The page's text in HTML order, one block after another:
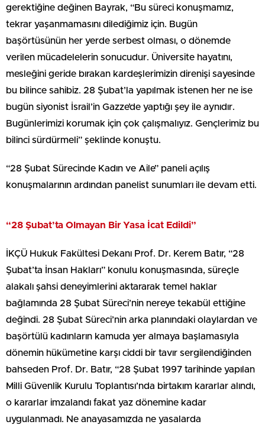
gerektiğine değinen Bayrak, “Bu süreci konuşmamız,
tekrar yaşanmamasını dilediğimiz için. Bugün
başörtüsünün her yerde serbest olması, o dönemde
verilen mücadelelerin sonucudur. Üniversite hayatını,
mesleğini geride bırakan kardeşlerimizin direnişi sayesinde
bu bilince sahibiz. 28 Şubat’la yapılmak istenen her ne ise
bugün siyonist İsrail’in Gazze’de yaptığı şey ile aynıdır.
Bugünlerimizi korumak için çok çalışmalıyız. Gençlerimiz bu
bilinci sürdürmeli” şeklinde konuştu.
“28 Şubat Sürecinde Kadın ve Aile” paneli açılış
konuşmalarının ardından panelist sunumları ile devam etti.
“28 Şubat’ta Olmayan Bir Yasa İcat Edildi”
İKÇÜ Hukuk Fakültesi Dekanı Prof. Dr. Kerem Batır, “28
Şubat’ta İnsan Hakları” konulu konuşmasında, süreçle
alakalı şahsi deneyimlerini aktararak temel haklar
bağlamında 28 Şubat Süreci’nin nereye tekabül ettiğine
değindi. 28 Şubat Süreci’nin arka planındaki olaylardan ve
başörtülü kadınların kamuda yer almaya başlamasıyla
dönemin hükümetine karşı ciddi bir tavır sergilendiğinden
bahseden Prof. Dr. Batır, “28 Şubat 1997 tarihinde yapılan
Milli Güvenlik Kurulu Toplantısı’nda birtakım kararlar alındı,
o kararlar imzalandı fakat yaz dönemine kadar
uygulanmadı. Ne anayasamızda ne yasalarda